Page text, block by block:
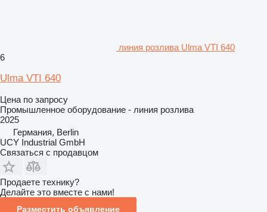
линия розлива Ulma VTI 640
6
Ulma VTI 640
Цена по запросу
Промышленное оборудование - линия розлива
2025
Германия, Berlin
UCY Industrial GmbH
Связаться с продавцом
Продаете технику?
Делайте это вместе с нами!
Разместить объявление